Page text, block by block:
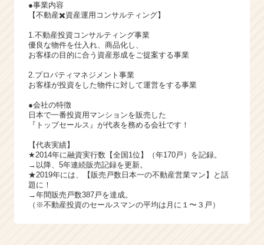
●事業内容
【不動産✖️資産運用コンサルティング】
1.不動産投資コンサルティング事業
優良な物件を仕入れ、商品化し、
お客様の目的に合う資産形成をご提案する事業
2.プロパティマネジメント事業
お客様が投資をした物件に対して運営をする事業
●会社の特徴
日本で一番投資用マンションを販売した
『トップセールス』が代表を務める会社です！
【代表実績】
★2014年に融資実行数【全国1位】（年170戸）を記録。
→以降、5年連続販売記録を更新。
★2019年には、【販売戸数日本一の不動産営業マン】と話
題に！
→年間販売戸数387戸を達成。
（※不動産投資のセールスマンの平均は月に１〜３戸）